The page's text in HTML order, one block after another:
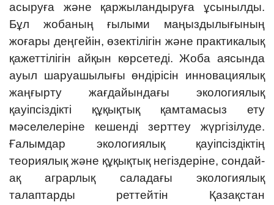
асыруға және қаржыландыруға ұсынылды.
Бұл жобаның ғылыми маңыздылығының
жоғары деңгейін, өзектілігін және практикалық
қажеттілігін айқын көрсетеді. Жоба аясында
ауыл шаруашылығы өндірісін инновациялық
жаңғырту жағдайындағы экологиялық
қауіпсіздікті құқықтық қамтамасыз ету
мәселелеріне кешенді зерттеу жүргізілуде.
Ғалымдар экологиялық қауіпсіздіктің
теориялық және құқықтық негіздеріне, сондай-
ақ аграрлық саладағы экологиялық
талаптарды реттейтін Қазақстан